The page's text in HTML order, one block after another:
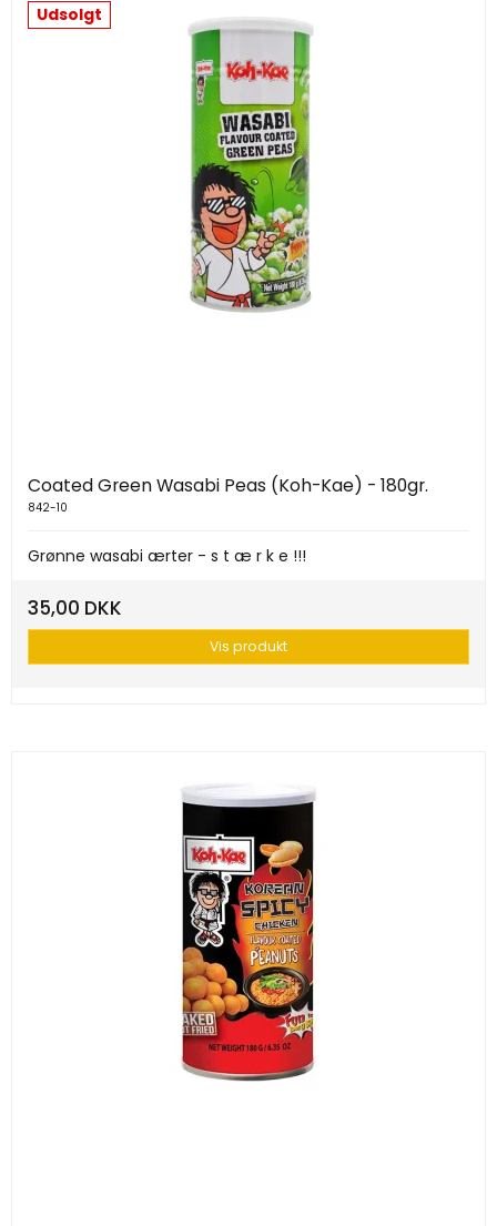
Udsolgt
Coated Green Wasabi Peas (Koh-Kae) - 180gr.
842-10
Grønne wasabi ærter - s t æ r k e !!!
35,00 DKK
Vis produkt